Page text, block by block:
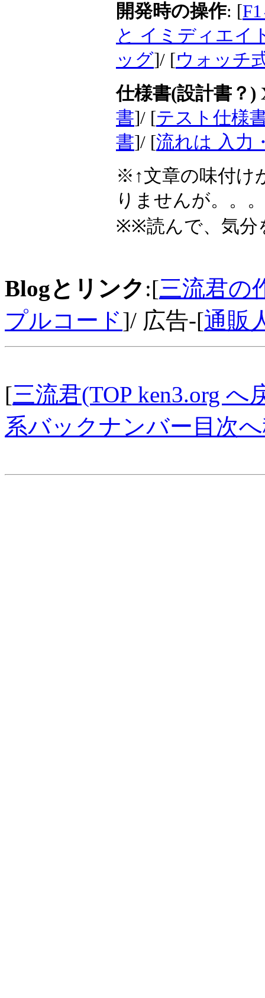
開発時の操作: [
と イミディエイ
ッグ]/ [ウォッチ
仕様書(設計書？)
書]/ [テスト仕様
書]/ [流れは 入力
※↑文章の味付け
りませんが。。。
※※読んで、気分
Blogとリンク :[三流君の
プルコード]/ 広告-[通販
[三流君(TOP ken3.org へ
系バックナンバー目次